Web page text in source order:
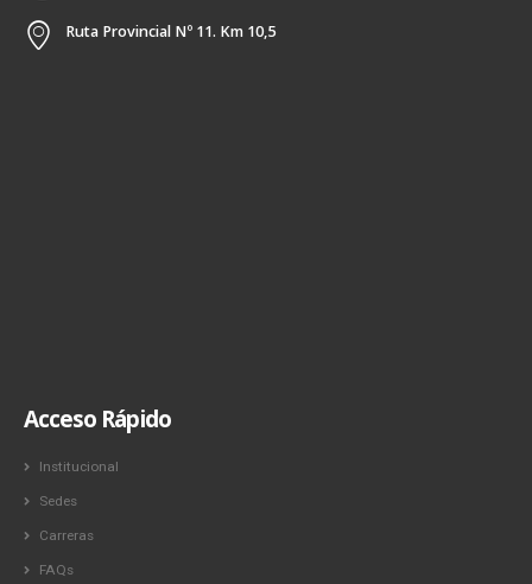
Ruta Provincial Nº 11. Km 10,5
Acceso Rápido
Institucional
Sedes
Carreras
FAQs